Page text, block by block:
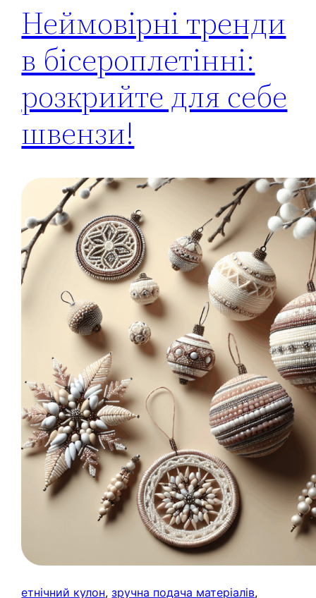
Неймовірні тренди
в бісероплетінні:
розкрийте для себе
швензи!
етнічний кулон, зручна подача матеріалів